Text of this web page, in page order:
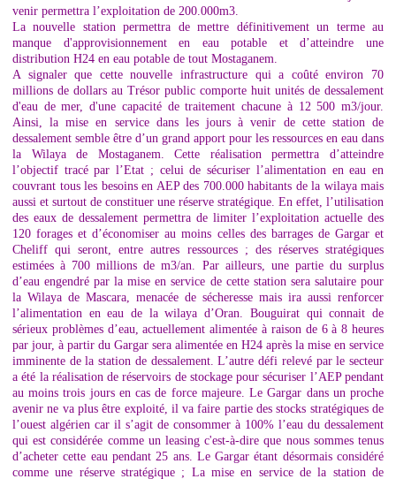
venir permettra l’exploitation de 200.000m3.
La nouvelle station permettra de mettre définitivement un terme au
manque d'approvisionnement en eau potable et d’atteindre une
distribution H24 en eau potable de tout Mostaganem.
A signaler que cette nouvelle infrastructure qui a coûté environ 70
millions de dollars au Trésor public comporte huit unités de dessalement
d'eau de mer, d'une capacité de traitement chacune à 12 500 m3/jour.
Ainsi, la mise en service dans les jours à venir de cette station de
dessalement semble être d’un grand apport pour les ressources en eau dans
la Wilaya de Mostaganem. Cette réalisation permettra d’atteindre
l’objectif tracé par l’Etat ; celui de sécuriser l’alimentation en eau en
couvrant tous les besoins en AEP des 700.000 habitants de la wilaya mais
aussi et surtout de constituer une réserve stratégique. En effet, l’utilisation
des eaux de dessalement permettra de limiter l’exploitation actuelle des
120 forages et d’économiser au moins celles des barrages de Gargar et
Cheliff qui seront, entre autres ressources ; des réserves stratégiques
estimées à 700 millions de m3/an. Par ailleurs, une partie du surplus
d’eau engendré par la mise en service de cette station sera salutaire pour
la Wilaya de Mascara, menacée de sécheresse mais ira aussi renforcer
l’alimentation en eau de la wilaya d’Oran. Bouguirat qui connait de
sérieux problèmes d’eau, actuellement alimentée à raison de 6 à 8 heures
par jour, à partir du Gargar sera alimentée en H24 après la mise en service
imminente de la station de dessalement. L’autre défi relevé par le secteur
a été la réalisation de réservoirs de stockage pour sécuriser l’AEP pendant
au moins trois jours en cas de force majeure. Le Gargar dans un proche
avenir ne va plus être exploité, il va faire partie des stocks stratégiques de
l’ouest algérien car il s’agit de consommer à 100% l’eau du dessalement
qui est considérée comme un leasing c'est-à-dire que nous sommes tenus
d’acheter cette eau pendant 25 ans. Le Gargar étant désormais considéré
comme une réserve stratégique ; La mise en service de la station de